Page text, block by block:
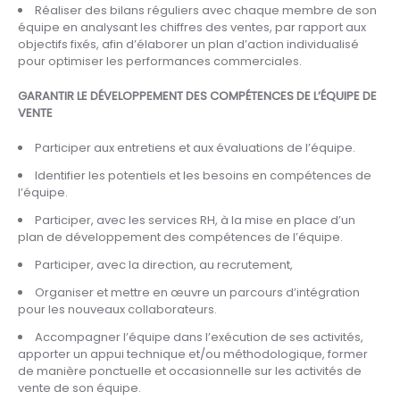
Réaliser des bilans réguliers avec chaque membre de son
équipe en analysant les chiffres des ventes, par rapport aux
objectifs fixés, afin d’élaborer un plan d’action individualisé
pour optimiser les performances commerciales.
GARANTIR LE DÉVELOPPEMENT DES COMPÉTENCES DE L’ÉQUIPE DE
VENTE
Participer aux entretiens et aux évaluations de l’équipe.
Identifier les potentiels et les besoins en compétences de
l’équipe.
Participer, avec les services RH, à la mise en place d’un
plan de développement des compétences de l’équipe.
Participer, avec la direction, au recrutement,
Organiser et mettre en œuvre un parcours d’intégration
pour les nouveaux collaborateurs.
Accompagner l’équipe dans l’exécution de ses activités,
apporter un appui technique et/ou méthodologique, former
de manière ponctuelle et occasionnelle sur les activités de
vente de son équipe.